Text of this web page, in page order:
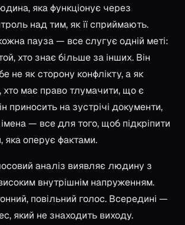
яка функціонує через
над тим, як її сприймають.
пауза — все слугує одній меті:
хто знає більше за інших. Він
не як сторону конфлікту, а як
має право тлумачити, що є
приносить на зустрічі документи,
— все для того, щоб підкріпити
оперує фактами.
аналіз виявляє людину з
внутрішнім напруженням.
повільний голос. Всередині —
який не знаходить виходу.